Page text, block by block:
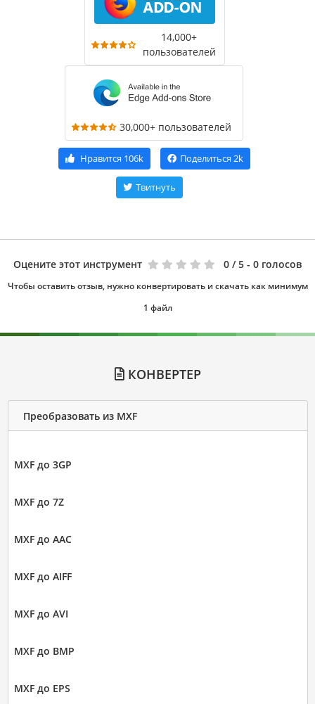
14,000+
пользователей
30,000+ пользователей
Нравится 106k Поделиться 2k
Твитнуть
Оцените этот инструмент 0 / 5 - 0 голосов
Чтобы оставить отзыв, нужно конвертировать и скачать как минимум
1 файл
КОНВЕРТЕР
Преобразовать из MXF
MXF до 3GP
MXF до 7Z
MXF до AAC
MXF до AIFF
MXF до AVI
MXF до BMP
MXF до EPS